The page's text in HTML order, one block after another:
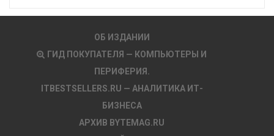
ОБ ИЗДАНИИ
ГИД ПОКУПАТЕЛЯ — КОМПЬЮТЕРЫ И
ПЕРИФЕРИЯ.
ITBESTSELLERS.RU — АНАЛИТИКА ИТ-
БИЗНЕСА
АРХИВ BYTEMAG.RU